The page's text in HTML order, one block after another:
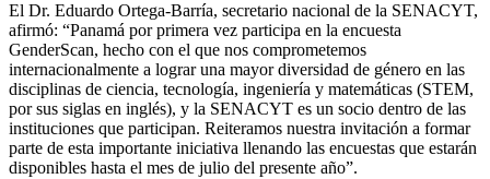
El Dr. Eduardo Ortega-Barría, secretario nacional de la SENACYT,
afirmó: “Panamá por primera vez participa en la encuesta
GenderScan, hecho con el que nos comprometemos
internacionalmente a lograr una mayor diversidad de género en las
disciplinas de ciencia, tecnología, ingeniería y matemáticas (STEM,
por sus siglas en inglés), y la SENACYT es un socio dentro de las
instituciones que participan. Reiteramos nuestra invitación a formar
parte de esta importante iniciativa llenando las encuestas que estarán
disponibles hasta el mes de julio del presente año”.